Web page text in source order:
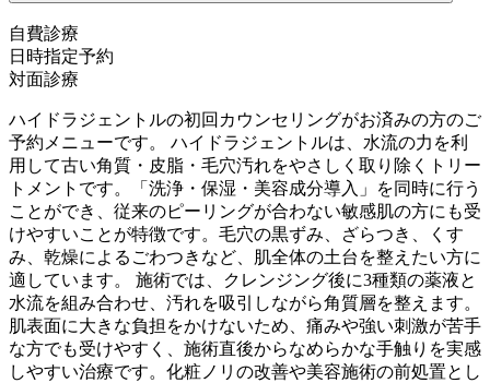
自費診療
日時指定予約
対面診療
ハイドラジェントルの初回カウンセリングがお済みの方のご
予約メニューです。 ハイドラジェントルは、水流の力を利
用して古い角質・皮脂・毛穴汚れをやさしく取り除くトリー
トメントです。「洗浄・保湿・美容成分導入」を同時に行う
ことができ、従来のピーリングが合わない敏感肌の方にも受
けやすいことが特徴です。毛穴の黒ずみ、ざらつき、くす
み、乾燥によるごわつきなど、肌全体の土台を整えたい方に
適しています。 施術では、クレンジング後に3種類の薬液と
水流を組み合わせ、汚れを吸引しながら角質層を整えます。
肌表面に大きな負担をかけないため、痛みや強い刺激が苦手
な方でも受けやすく、施術直後からなめらかな手触りを実感
しやすい治療です。化粧ノリの改善や美容施術の前処置とし